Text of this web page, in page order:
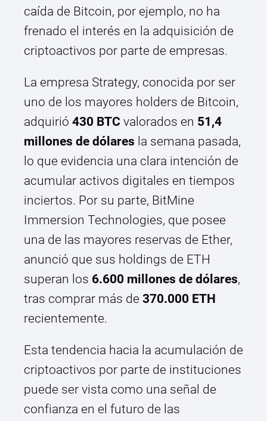
caída de Bitcoin, por ejemplo, no ha
frenado el interés en la adquisición de
criptoactivos por parte de empresas.
La empresa Strategy, conocida por ser
uno de los mayores holders de Bitcoin,
adquirió 430 BTC valorados en 51,4
millones de dólares la semana pasada,
lo que evidencia una clara intención de
acumular activos digitales en tiempos
inciertos. Por su parte, BitMine
Immersion Technologies, que posee
una de las mayores reservas de Ether,
anunció que sus holdings de ETH
superan los 6.600 millones de dólares,
tras comprar más de 370.000 ETH
recientemente.
Esta tendencia hacia la acumulación de
criptoactivos por parte de instituciones
puede ser vista como una señal de
confianza en el futuro de las